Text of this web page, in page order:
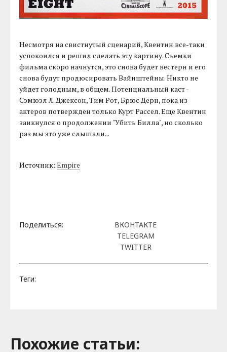
Несмотря на свистнутый сценарий, Квентин все-таки
успокоился и решил сделать эту картину. Съемки
фильма скоро начнутся, это снова будет вестерн и его
снова будут продюсировать Вайнштейны. Никто не
уйдет голодным, в общем. Потенциальный каст -
Сэмюэл Л. Джексон, Тим Рот, Брюс Дерн, пока из
актеров потвержден только Курт Рассел. Еще Квентин
заикнулся о продолжении "Убить Билла", но сколько
раз мы это уже слышали...
Источник:Empire
Поделиться:
ВКОНТАКТЕ
TELEGRAM
TWITTER
Теги:
Похожие cтатьи: